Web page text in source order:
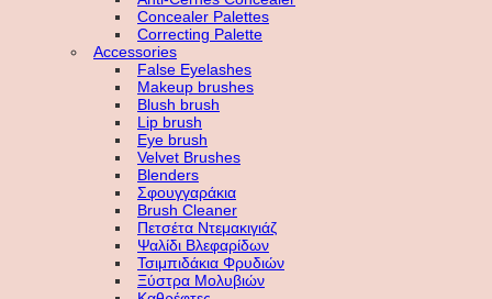
Concealer Palettes
Correcting Palette
Accessories
False Eyelashes
Makeup brushes
Blush brush
Lip brush
Eye brush
Velvet Brushes
Blenders
Σφουγγαράκια
Brush Cleaner
Πετσέτα Ντεμακιγιάζ
Ψαλίδι Βλεφαρίδων
Τσιμπιδάκια Φρυδιών
Ξύστρα Μολυβιών